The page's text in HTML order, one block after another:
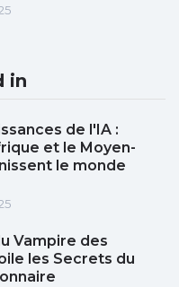
in
de l'IA :
et le Moyen-
le monde
Vampire des
les Secrets du